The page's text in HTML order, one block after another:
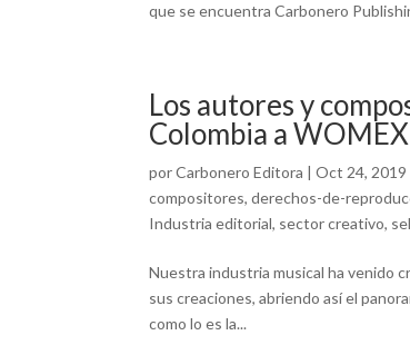
que se encuentra Carbonero
Los autores y
Colombia a
porCarbonero Editora |Oct 24, 2019
compositores,derechos-de-
Industria editorial, sector creativo,
Nuestra industria musical ha venido
sus creaciones, abriendo así el
como lo es la...